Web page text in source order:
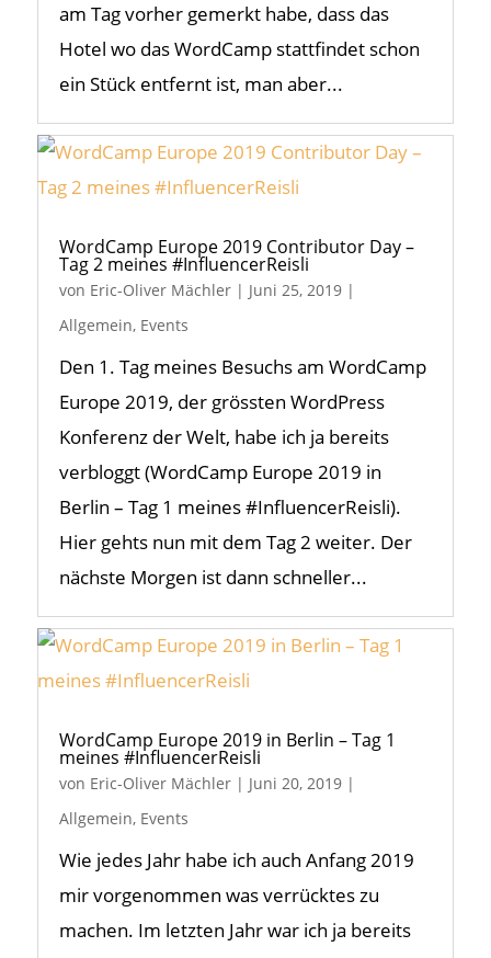
am Tag vorher gemerkt habe, dass das
Hotel wo das WordCamp stattfindet schon
ein Stück entfernt ist, man aber...
WordCamp Europe 2019 Contributor Day –
Tag 2 meines #InfluencerReisli
von Eric-Oliver Mächler| Juni 25, 2019|
Allgemein, Events
Den 1. Tag meines Besuchs am WordCamp
Europe 2019, der grössten WordPress
Konferenz der Welt, habe ich ja bereits
verbloggt (WordCamp Europe 2019 in
Berlin – Tag 1 meines #InfluencerReisli).
Hier gehts nun mit dem Tag 2 weiter. Der
nächste Morgen ist dann schneller...
WordCamp Europe 2019 in Berlin – Tag 1
meines #InfluencerReisli
von Eric-Oliver Mächler| Juni 20, 2019|
Allgemein, Events
Wie jedes Jahr habe ich auch Anfang 2019
mir vorgenommen was verrücktes zu
machen. Im letzten Jahr war ich ja bereits